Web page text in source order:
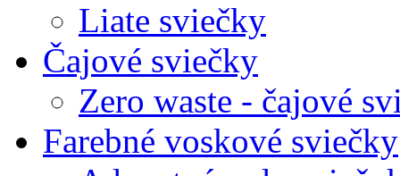
Liate sviečky
Čajové sviečky
Zero waste - čajové
Farebné voskové sviečky